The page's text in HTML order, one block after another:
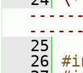
   25
   26